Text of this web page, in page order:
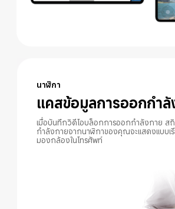
นาฬิกา
แคสข้อมูลการออกกำลั
เมื่อบันทึกวิดีโอบล็อกการออกกำลังกาย ส
กำลังกายจากนาฬิกาของคุณจะแสดงแบบเ
มองกล้องในโทรศัพท์